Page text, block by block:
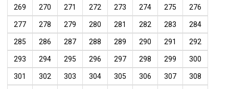
269 270 271 272 273 274 275 276
277 278 279 280 281 282 283 284
285 286 287 288 289 290 291 292
293 294 295 296 297 298 299 300
301 302 303 304 305 306 307 308